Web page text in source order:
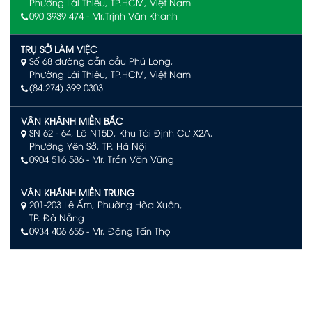
Phường Lái Thiêu, TP.HCM, Việt Nam
090 3939 474 - Mr.Trịnh Văn Khanh
TRỤ SỞ LÀM VIỆC
Số 68 đường dẫn cầu Phú Long,
Phường Lái Thiêu, TP.HCM, Việt Nam
(84.274) 399 0303
VÂN KHÁNH MIỀN BẮC
SN 62 - 64, Lô N15D, Khu Tái Định Cư X2A,
Phường Yên Sở, TP. Hà Nội
0904 516 586 - Mr. Trần Văn Vững
VÂN KHÁNH MIỀN TRUNG
201-203 Lê Ấm, Phường Hòa Xuân,
TP. Đà Nẵng
0934 406 655 - Mr. Đặng Tấn Thọ